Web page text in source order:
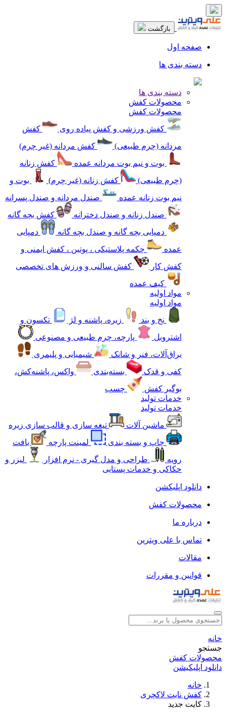
بازگشت
صفحه اول
دسته بندی ها
دسته بندی ها
محصولات کفش
محصولات کفش
کفش ورزشی و کفش پیاده روی
کفش
مردانه (چرم طبیعی)
کفش مردانه (غیر چرم)
بوت و نیم بوت مردانه عمده
کفش زنانه
(چرم طبیعی)
کفش زنانه (غیر چرم)
بوت و
نیم بوت زنانه عمده
صندل مردانه و صندل پسرانه
صندل زنانه و صندل دخترانه
کفش بچه گانه
دمپایی بچه گانه و صندل بچه گانه
دمپایی
عمده
چکمه پلاستیکی ، پوتین ، کفش ایمنی و
کفش کار
کفش سالنی و ورزش های تخصصی
کیف عمده
مواد اولیه
مواد اولیه
نخ و بند
زیره، پاشنه و لژ
تکسون و
اشتروبل
پارچه، چرم طبیعی و مصنوعی
یراق‌آلات، فنر و شانک
شیمیایی و پلیمری
کفی و قدک
بسته‌بندی
واکس، پاشنه‌کش،
بوگیر کفش
چسب
خدمات تولید
خدمات تولید
ماشین آلات
تیغه سازی و قالب سازی زیره
چاپ و بسته بندی
لمینت پارچه
بافت
رویه
طراحی و مدل گیری - نرم افزار
لیزر و
حکاکی و خدمات پستایی
دانلود اپلیکشن
محصولات کفش
درباره ما
تماس با علی ویترین
مقالات
قوانین و مقررات
خانه
جستجو
محصولات کفش
دانلود اپلیکیشن
خانه
کفش نایت لاکچری
کایت جدید